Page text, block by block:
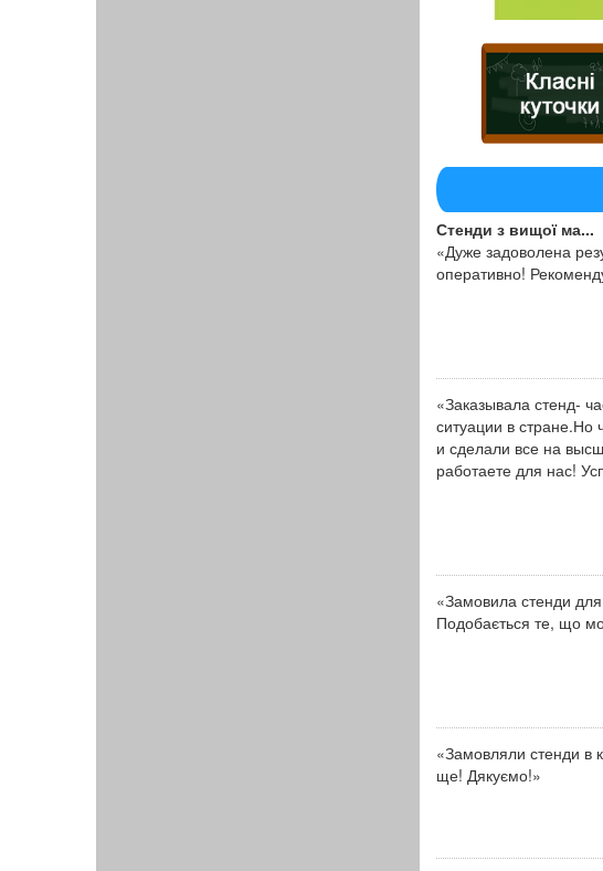
Стенди з вищої ма...
«Дуже задоволена
оперативно!
«Заказывала стенд-
ситуации в стране.Но
и сделали все на
работаете для нас!
«Замовила стенди
Подобається те, що
«Замовляли стенди в
ще! Дякуємо!»